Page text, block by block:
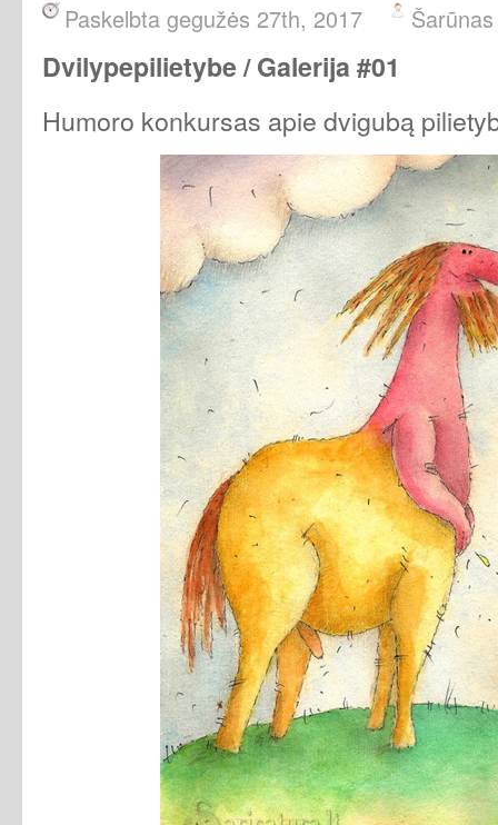
Paskelbta gegužės 27th, 2017 Šarūnas
Dvilypepilietybe /Galerija #01
Humoro konkursas apie dvigubą